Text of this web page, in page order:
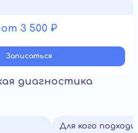
от 3 500 ₽
Записатьcя
диагностика
Для кого